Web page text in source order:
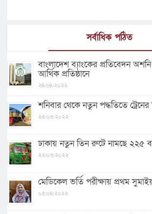
সর্বাধিক পঠিত
বাংলাদেশ ব্যাংকের প্রতিবেদন
আর্থিক প্রতিষ্ঠানে
২৪/০৪/২০২২
শনিবার থেকে নতুন পদ্ধতিতে ট্রেনের
২৫/০৩/২০২২
ঢাকায় নতুন তিন রুটে নামছে ২২৫
২২/০৩/২০২২
মেডিকেল ভর্তি পরীক্ষায় প্রথম
০৫/০৪/২০২২